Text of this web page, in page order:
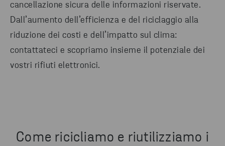
cancellazione sicura delle informazioni riservate.
Dall’aumento dell’efficienza e del riciclaggio alla
riduzione dei costi e dell’impatto sul clima:
contattateci e scopriamo insieme il potenziale dei
vostri rifiuti elettronici.
Come ricicliamo e riutilizziamo i